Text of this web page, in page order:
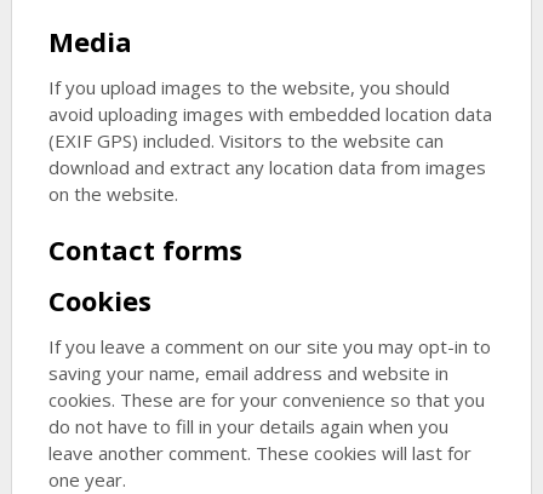
Media
If you upload images to the website, you should
avoid uploading images with embedded location data
(EXIF GPS) included. Visitors to the website can
download and extract any location data from images
on the website.
Contact forms
Cookies
If you leave a comment on our site you may opt-in to
saving your name, email address and website in
cookies. These are for your convenience so that you
do not have to fill in your details again when you
leave another comment. These cookies will last for
one year.